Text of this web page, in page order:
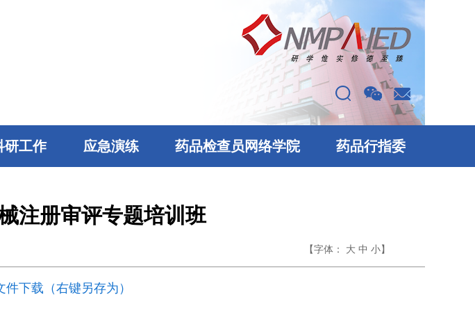
研工作 应急演练 药品检查员网络学院 药品行指委
注册审评专题培训班
【字体： 大 中 小】
件下载（右键另存为）